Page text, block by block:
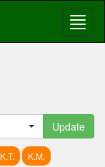
Update
K.T.
K.M.